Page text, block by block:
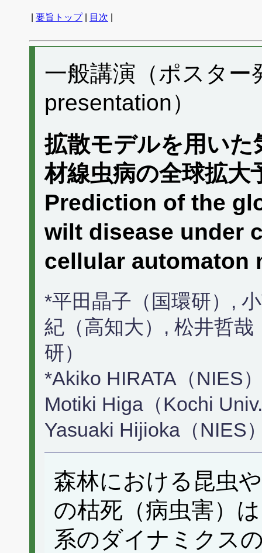
要旨トップ| 目次
一般講演（ポスタ
presentation）
拡散モデルを用い
材線虫病の全球拡大
Prediction of the
wilt disease under
cellular automaton
*平田晶子（国環研）,
紀（高知大）, 松井哲
研）
*Akiko HIRATA（NIES
Motiki Higa（Kochi
Yasuaki Hijioka（NIES
森林における昆虫
の枯死（病虫害）
系のダイナミクス